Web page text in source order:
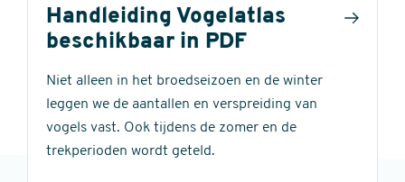
Handleiding Vogelatlas
beschikbaar in PDF
Niet alleen in het broedseizoen en de winter
leggen we de aantallen en verspreiding van
vogels vast. Ook tijdens de zomer en de
trekperioden wordt geteld.